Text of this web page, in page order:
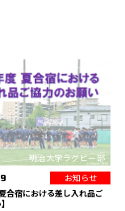
明治大学ラグビー部
お知らせ
合宿における差し入れ品ご